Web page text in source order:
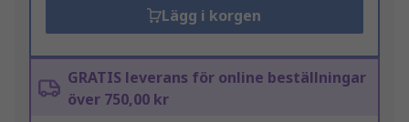
Lägg i korgen
GRATIS leverans för online beställningar
över 750,00 kr